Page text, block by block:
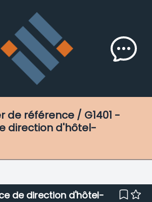
de référence / G1401 -
direction d'hôtel-
de direction d'hôtel-